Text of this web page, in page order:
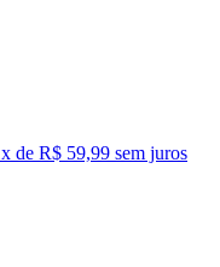
x de R$ 59,99 sem juros